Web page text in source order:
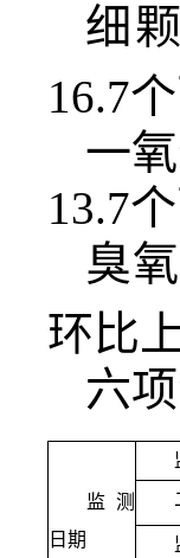
细
16.7
一
13.7
臭
环比
六
监测
日期